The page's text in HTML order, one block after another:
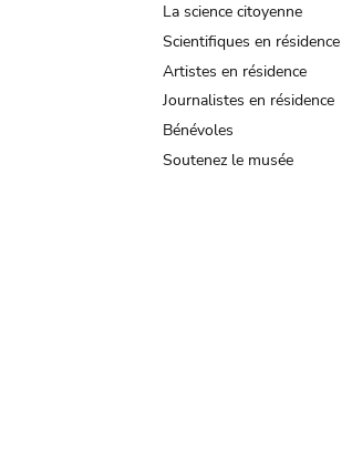
La science citoyenne
Scientifiques en résidence
Artistes en résidence
Journalistes en résidence
Bénévoles
Soutenez le musée